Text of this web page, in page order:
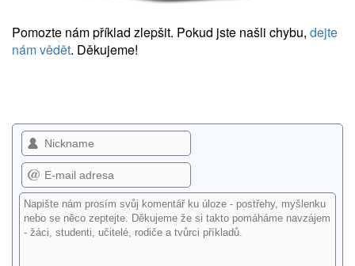
Pomozte nám příklad zlepšit. Pokud jste našli chybu, dejte
nám vědět. Děkujeme!